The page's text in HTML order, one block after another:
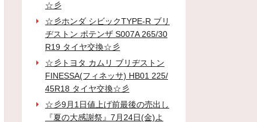
☆彡
☆彡ホンダ シビックTYPE-R ブリ
ヂストン ポテンザ S007A 265/30
R19 タイヤ交換☆彡
☆彡トヨタ カムリ ブリヂストン
FINESSA(フィネッサ) HB01 225/
45R18 タイヤ交換☆彡
☆彡9月1日値上げ前最後の売出し
『夏の大感謝祭』7月24日(金)よ